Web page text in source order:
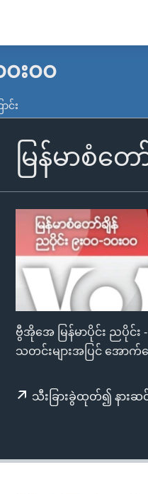
း၀၀
င်း
မြန်မာစံတ
ဗွီအိုအေ မြန်မာပိုင်း ညပိုင်း
သတင်းများအပြင် အောက်
သီးခြားခွဲထုတ်၍ နားဆ